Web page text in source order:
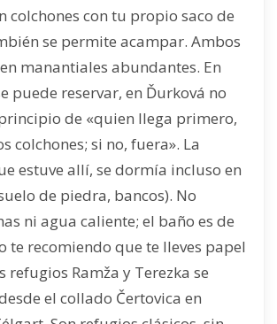
colchones con tu propio saco de
se permite acampar. Ambos
manantiales abundantes. En
puede reservar, en Ďurková no
de «quien llega primero,
colchones; si no, fuera». La
estuve allí, se dormía incluso en
de piedra, bancos). No
ni agua caliente; el baño es de
te recomiendo que te lleves papel
refugios Ramža y Terezka se
el collado Čertovica en